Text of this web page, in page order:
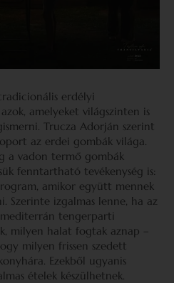
erdélyi
amelyeket világszinten is
Trucza Adorján szerint
az erdei gombák világa.
a vadon termő gombák
fenntartható tevékenység is:
amikor együtt mennek
Szerinte izgalmas lenne, ha az
tengerparti
milyen halat fogtak aznap –
milyen frissen szedett
Ezekből ugyanis
ételek készülhetnek.